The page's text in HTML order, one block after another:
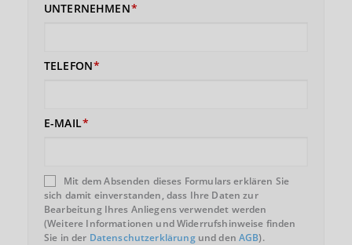
UNTERNEHMEN
TELEFON
E-MAIL
Mit dem Absenden dieses Formulars erklären Sie
sich damit einverstanden, dass Ihre Daten zur
Bearbeitung Ihres Anliegens verwendet werden
(Weitere Informationen und Widerrufshinweise finden
Sie in der Datenschutzerklärungund denAGB).